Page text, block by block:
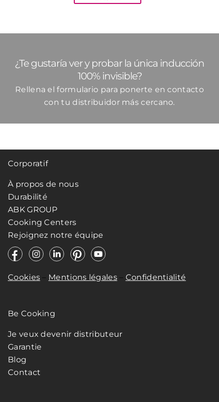
¿Te gustaría ver y probar la única inducción
100% invisible?
Rellena el formulario para ponerte en contacto
con tu distribuidor más cercano.
Corporatif
À propos de nous
Durabilité
ABK GROUP
Cooking Centers
Rejoignez notre équipe
Cookies – Mentions légales– Confidentialité
Be Cooking
Je veux devenir distributeur
Garantie
Blog
Contact